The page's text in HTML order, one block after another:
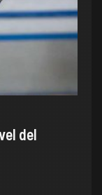
del